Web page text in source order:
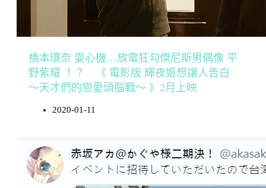
橋本環奈 耍心機…放電狂勾傑尼斯男偶像 平
野紫耀 ！？ 《 電影版 輝夜姬想讓人告白
～天才們的戀愛頭腦戰～ 》2月上映
2020-01-11